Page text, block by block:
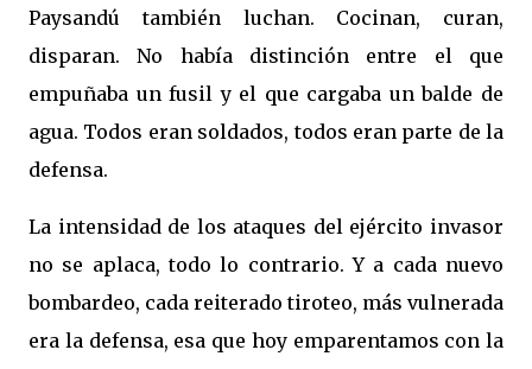
Paysandú también luchan. Cocinan, curan,
disparan. No había distinción entre el que
empuñaba un fusil y el que cargaba un balde de
agua. Todos eran soldados, todos eran parte de la
defensa.
La intensidad de los ataques del ejército invasor
no se aplaca, todo lo contrario. Y a cada nuevo
bombardeo, cada reiterado tiroteo, más vulnerada
era la defensa, esa que hoy emparentamos con la